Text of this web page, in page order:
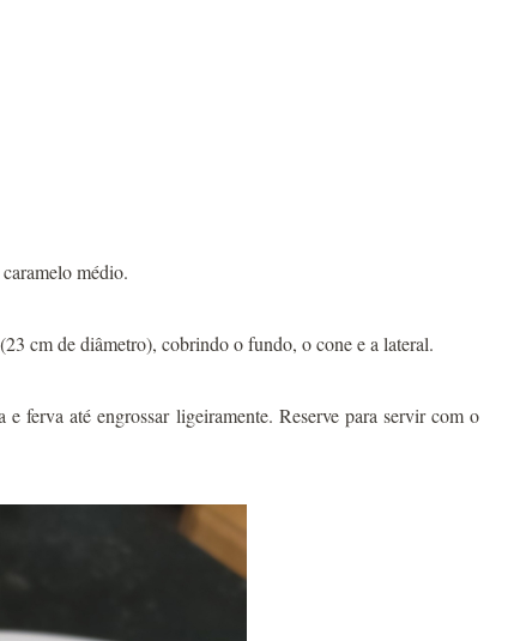
médio.
cm de diâmetro), cobrindo o fundo, o cone e a lateral.
ferva até engrossar ligeiramente. Reserve para servir com o